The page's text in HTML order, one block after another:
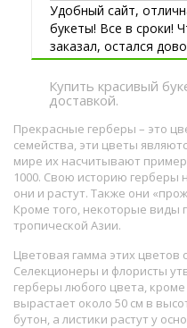
Удобный сайт,
букеты! Все в сроки!
заказал, остался
постоянным
Купить красивый
доставкой.
Прекрасные герберы – это
семейства, эти цветы
мире их насчитывают
1000. Свою историю
они и растут. Также они
Кроме того, некоторые виды
тропической Азии.
Цветовая гамма этих цветов
Селекционеры и флористы
герберы любого цвета,
вырастает около 50 см в
бутон, а листики растут у